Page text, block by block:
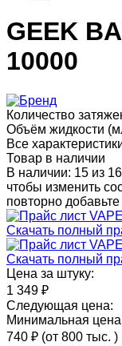
GEEK
10000
Количество
Объём жидкости
Все
Товар в наличии
В наличии: 15 из
чтобы изменить
повторно добавьте
Скачать полный
Скачать полный
Цена за штуку:
1 349 ₽
Следующая цена:
Минимальная
740 ₽ (от 800 тыс. )